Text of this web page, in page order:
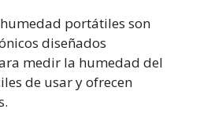
portátiles son
diseñados
medir la humedad del
de usar y ofrecen